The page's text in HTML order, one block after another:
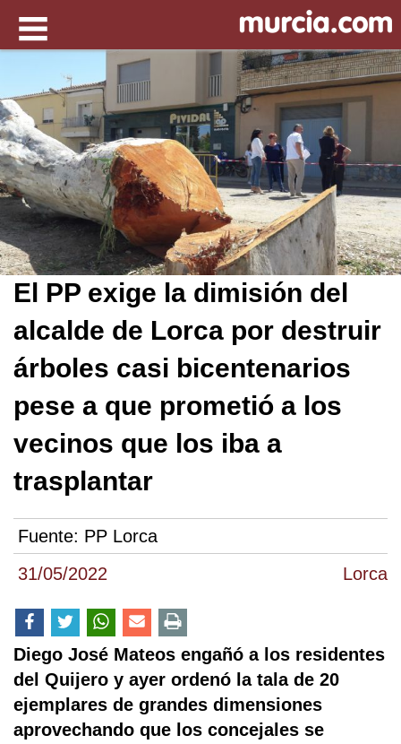
31/05/2022 Lorca
El PP exige la dimisión del
alcalde de Lorca por destruir
árboles casi bicentenarios
pese a que prometió a los
vecinos que los iba a
trasplantar
Fuente: PP Lorca
Diego José Mateos engañó a los residentes
del Quijero y ayer ordenó la tala de 20
ejemplares de grandes dimensiones
aprovechando que los concejales se